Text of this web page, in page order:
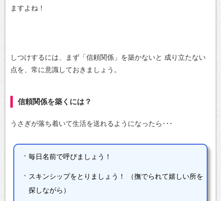
ますよね！
しつけするには、まず「信頼関係」を築かないと 成り立たない
点を、常に意識しておきましょう。
信頼関係を築くには？
うさぎが落ち着いて生活を送れるようになったら･･･
毎日名前で呼びましょう！
スキンシップをとりましょう！
（撫でられて嬉しい所を
探しながら）